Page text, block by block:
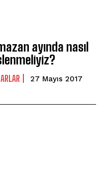
ayında nasıl
27 Mayıs 2017